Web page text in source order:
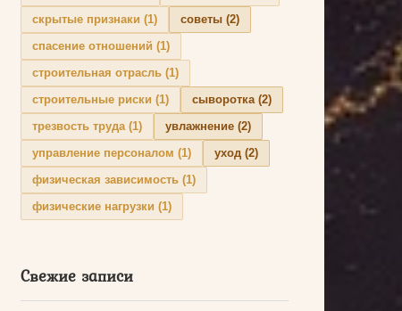
скрытые признаки (1) советы (2)
спасение отношений (1)
строительная отрасль (1)
строительные риски (1) сыворотка(2)
трезвость труда(1) увлажнение (2)
управление персоналом (1) уход (2)
физическая зависимость (1)
физические нагрузки (1)
Свежие записи